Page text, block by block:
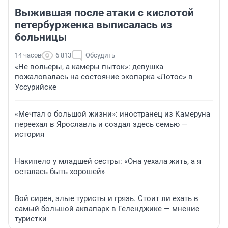
Выжившая после атаки с кислотой
петербурженка выписалась из
больницы
14 часов 6 813 Обсудить
«Не вольеры, а камеры пыток»: девушка
пожаловалась на состояние экопарка «Лотос» в
Уссурийске
«Мечтал о большой жизни»: иностранец из Камеруна
переехал в Ярославль и создал здесь семью —
история
Накипело у младшей сестры: «Она уехала жить, а я
осталась быть хорошей»
Вой сирен, злые туристы и грязь. Стоит ли ехать в
самый большой аквапарк в Геленджике — мнение
туристки